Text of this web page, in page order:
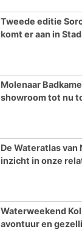
Tweede editie
komt er aan in
Molenaar
showroom tot nu
De Wateratlas
inzicht in onze
Waterweekend
avontuur en